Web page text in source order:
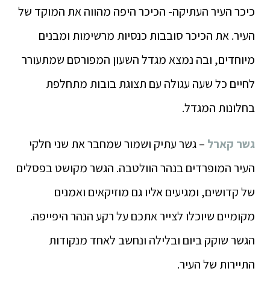
כיכר העיר העתיקה- הכיכר היפה מהווה את המוקד של
העיר. את הכיכר סובבות כנסיות מרשימות ומבנים
מיוחדים, ובה נמצא מגדל השעון המפורסם שמתעורר
לחיים כל שעה עגולה עם תצוגת בובות מתחלפת
בחלונות המגדל.
גשר קארל – גשר עתיק ושמור שמחבר את שני חלקי
העיר המופרדים בנהר הוולטבה. הגשר מקושט בפסלים
של קדושים, ומגיעים אליו גם מוזיקאים ואמנים
מקומיים שיוכלו לצייר אתכם על רקע הנהר היפייפה.
הגשר שוקק ביום ובלילה ונחשב לאחד מנקודות
התיירות של העיר.